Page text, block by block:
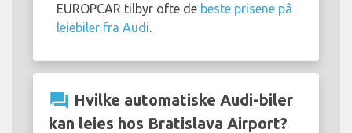
EUROPCAR tilbyr ofte de beste prisene på
leiebiler fra Audi
question_answer Hvilke automatiske Audi-biler
kan leies hos Bratislava Airport?